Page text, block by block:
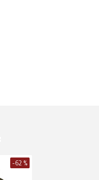
-62 %